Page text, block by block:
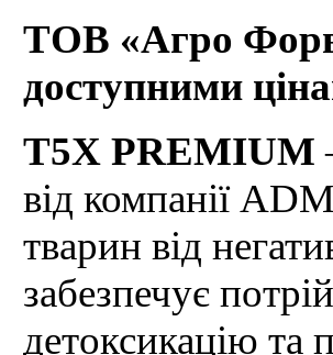
ТОВ «Агро
доступними
T5X PREMIUM
від компанії
тварин від
забезпечує
детоксикацію та